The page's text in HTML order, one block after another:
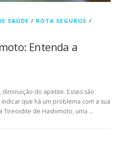
SAÚDE / ROTA SEGUROS /
Entenda a
do apetite. Esses são
que há um problema com a sua
Tireoidite de Hashimoto, uma …